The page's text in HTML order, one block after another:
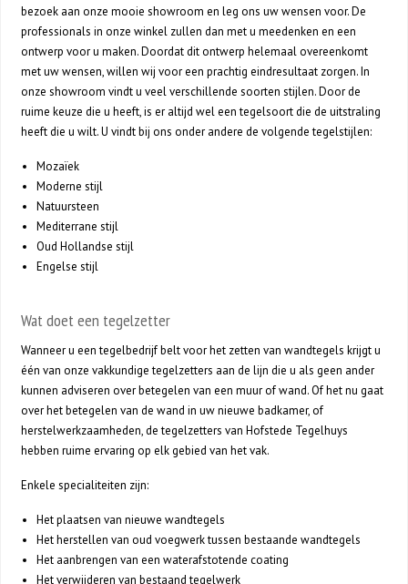
bezoek aan onze mooie showroom en leg ons uw wensen voor. De
professionals in onze winkel zullen dan met u meedenken en een
ontwerp voor u maken. Doordat dit ontwerp helemaal overeenkomt
met uw wensen, willen wij voor een prachtig eindresultaat zorgen. In
onze showroom vindt u veel verschillende soorten stijlen. Door de
ruime keuze die u heeft, is er altijd wel een tegelsoort die de uitstraling
heeft die u wilt. U vindt bij ons onder andere de volgende tegelstijlen:
Mozaïek
Moderne stijl
Natuursteen
Mediterrane stijl
Oud Hollandse stijl
Engelse stijl
Wat doet een tegelzetter
Wanneer u een tegelbedrijf belt voor het zetten van wandtegels krijgt u
één van onze vakkundige tegelzetters aan de lijn die u als geen ander
kunnen adviseren over betegelen van een muur of wand. Of het nu gaat
over het betegelen van de wand in uw nieuwe badkamer, of
herstelwerkzaamheden, de tegelzetters van Hofstede Tegelhuys
hebben ruime ervaring op elk gebied van het vak.
Enkele specialiteiten zijn:
Het plaatsen van nieuwe wandtegels
Het herstellen van oud voegwerk tussen bestaande wandtegels
Het aanbrengen van een waterafstotende coating
Het verwijderen van bestaand tegelwerk